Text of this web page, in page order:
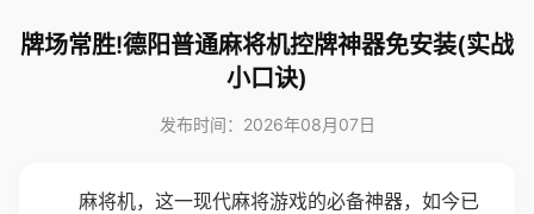
牌场常胜!德阳普通麻将机控牌神器免安装(实战
小口诀)
发布时间：2026年08月07日
麻将机，这一现代麻将游戏的必备神器，如今已